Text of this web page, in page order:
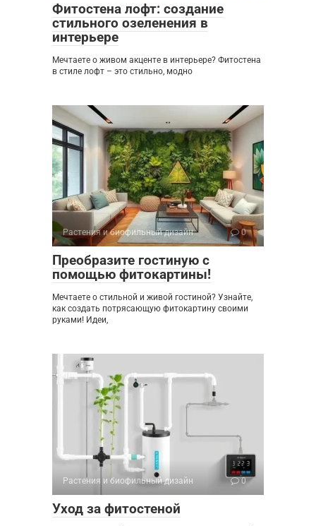
Фитостена лофт: создание
стильного озеленения в
интерьере
Мечтаете о живом акценте в интерьере? Фитостена
в стиле лофт – это стильно, модно
Растения и биофильный дизайн 0
Преобразите гостиную с
помощью фитокартины!
Мечтаете о стильной и живой гостиной? Узнайте,
как создать потрясающую фитокартину своими
руками! Идеи,
Растения и биофильный дизайн 0
Уход за фитостеной